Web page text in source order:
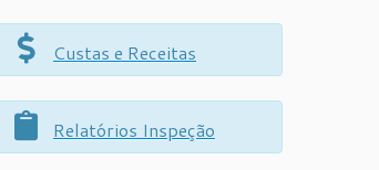
Custas e Receitas
Relatórios Inspeção